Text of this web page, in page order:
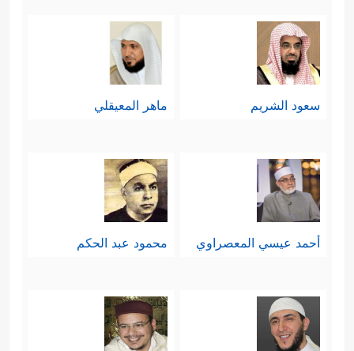
سعود الشريم ماهر المعيقلي
أحمد عيسي المعصراوي محمود عبد الحكم